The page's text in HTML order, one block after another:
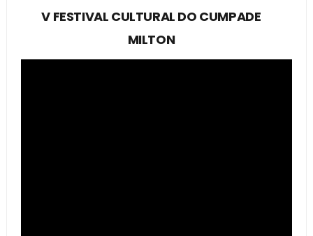
V FESTIVAL CULTURAL DO CUMPADE
MILTON